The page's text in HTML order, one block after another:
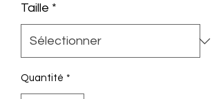
Taille *
Quantité *